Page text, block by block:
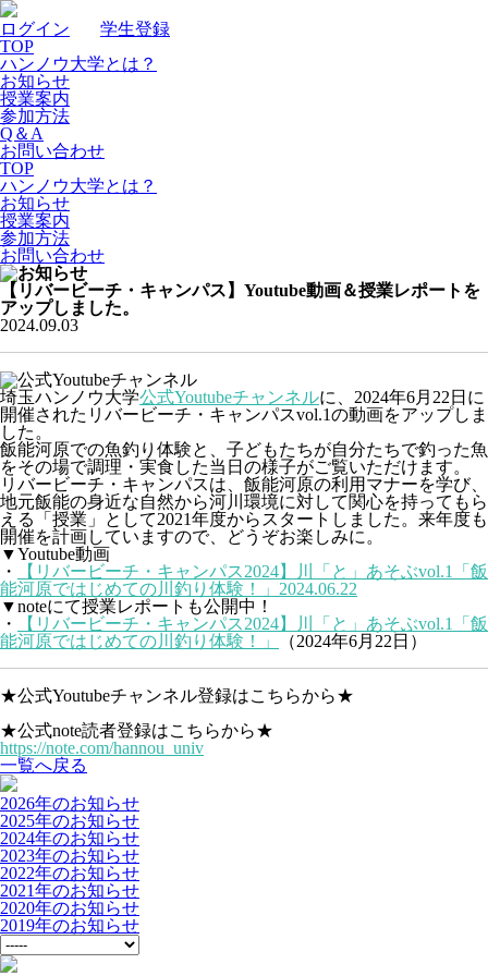
ログイン
学生登録
TOP
ハンノウ大学とは？
お知らせ
授業案内
参加方法
Q＆A
お問い合わせ
TOP
ハンノウ大学とは？
お知らせ
授業案内
参加方法
お問い合わせ
【リバービーチ・キャンパス】Youtube動画＆授業レポートを
アップしました。
2024.09.03
埼玉ハンノウ大学公式Youtubeチャンネルに、2024年6月22日に
開催されたリバービーチ・キャンパスvol.1の動画をアップしま
した。
飯能河原での魚釣り体験と、子どもたちが自分たちで釣った魚
をその場で調理・実食した当日の様子がご覧いただけます。
リバービーチ・キャンパスは、飯能河原の利用マナーを学び、
地元飯能の身近な自然から河川環境に対して関心を持ってもら
える「授業」として2021年度からスタートしました。来年度も
開催を計画していますので、どうぞお楽しみに。
▼Youtube動画
・
【リバービーチ・キャンパス2024】川「と」あそぶvol.1「飯
能河原ではじめての川釣り体験！」2024.06.22
▼noteにて授業レポートも公開中！
・
【リバービーチ・キャンパス2024】川「と」あそぶvol.1「飯
能河原ではじめての川釣り体験！」
（2024年6月22日）
★公式Youtubeチャンネル登録はこちらから★
★公式note読者登録はこちらから★
https://note.com/hannou_univ
一覧へ戻る
2026年のお知らせ
2025年のお知らせ
2024年のお知らせ
2023年のお知らせ
2022年のお知らせ
2021年のお知らせ
2020年のお知らせ
2019年のお知らせ